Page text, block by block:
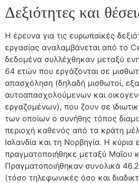
Δεξιότητες και
Η έρευνα για τις ευρωπαϊκές
εργασίας αναλαμβάνεται από το
δεδομένα συλλέχθηκαν μεταξύ
64 ετών που εργάζονται σε
απασχόληση (δηλαδή μισθωτοί,
αυτοαπασχολούμενων και
εργαζομένων), που ζουν σε
των οποίων ο συνήθης τόπος
περιοχή καθενός από τα κράτη
Ισλανδία και τη Νορβηγία. Η κύρια
πραγματοποιήθηκε μεταξύ Μαΐου
Πραγματοποιήθηκαν συνολικά
(τόσο τηλεφωνικές όσο και